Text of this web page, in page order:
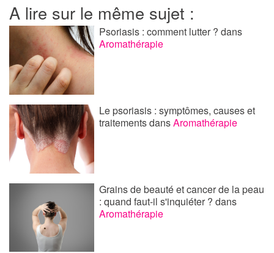
A lire sur le même sujet :
Psoriasis : comment lutter ?dans
Aromathérapie
Le psoriasis : symptômes, causes et
traitementsdansAromathérapie
Grains de beauté et cancer de la peau
: quand faut-il s'inquiéter ?dans
Aromathérapie